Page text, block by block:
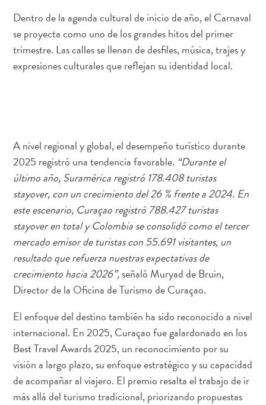
Todo
incluido
Planifica
Requisitos
de
Dentro de la agenda cultural de inicio de año, el Carnaval
se proyecta como uno de los grandes hitos del primer
trimestre. Las calles se llenan de desfiles, música, trajes y
expresiones culturales que reflejan su identidad local.
A nivel regional y global, el desempeño turístico durante
2025 registró una tendencia favorable. “Durante el
último año, Suramérica registró 178.408 turistas
stayover, con un crecimiento del 26 % frente a 2024. En
este escenario, Curaçao registró 788.427 turistas
stayover en total y Colombia se consolidó como el tercer
mercado emisor de turistas con 55.691 visitantes, un
resultado que refuerza nuestras expectativas de
crecimiento hacia 2026”,señaló Muryad de Bruin,
Director de la Oficina de Turismo de Curaçao.
El enfoque del destino también ha sido reconocido a nivel
internacional. En 2025, Curaçao fue galardonado en los
Best Travel Awards 2025, un reconocimiento por su
visión a largo plazo, su enfoque estratégico y su capacidad
de acompañar al viajero. El premio resalta el trabajo de ir
más allá del turismo tradicional, priorizando propuestas